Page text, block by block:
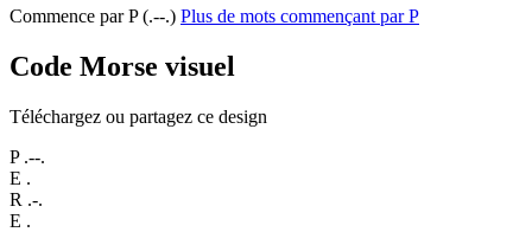
Commence par P (.--.) Plus de mots commençant par P
Code Morse visuel
Téléchargez ou partagez ce design
P .--.
E .
R .-.
E .